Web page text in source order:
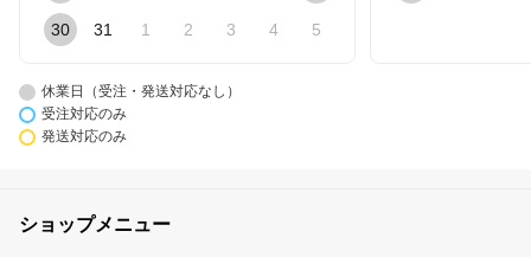
30 31 1 2 3 4 5
休業日（受注・発送対応なし）
受注対応のみ
発送対応のみ
ショップメニュー